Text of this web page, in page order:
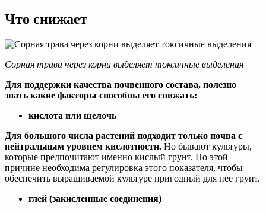
Что снижает
Сорная трава через корни выделяет токсичные выделения
Для поддержки качества почвенного состава, полезно
знать какие факторы способны его снижать:
кислота или щелочь
Для большого числа растений подходит только почва с
нейтральным уровнем кислотности. Но бывают культуры,
которые предпочитают именно кислый грунт. По этой
причине необходима регулировка этого показателя, чтобы
обеспечить выращиваемой культуре пригодный для нее грунт.
глей (закисленные соединения)